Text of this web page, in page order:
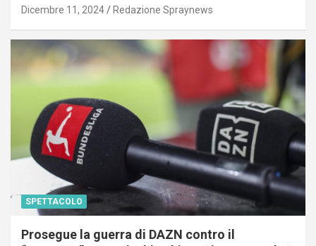
Dicembre 11, 2024 Redazione Spraynews
SPETTACOLO
Prosegue la guerra di DAZN contro il